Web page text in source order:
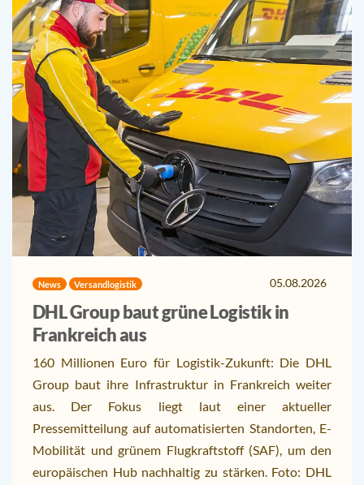
News Versandlogistik 05.08.2026
DHL Group baut grüne Logistik in
Frankreich aus
160 Millionen Euro für Logistik-Zukunft: Die DHL
Group baut ihre Infrastruktur in Frankreich weiter
aus. Der Fokus liegt laut einer aktueller
Pressemitteilung auf automatisierten Standorten, E-
Mobilität und grünem Flugkraftstoff (SAF), um den
europäischen Hub nachhaltig zu stärken. Foto: DHL